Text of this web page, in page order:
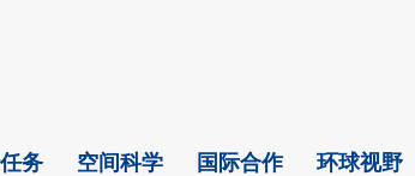
任务 空间科学 国际合作 环球视野